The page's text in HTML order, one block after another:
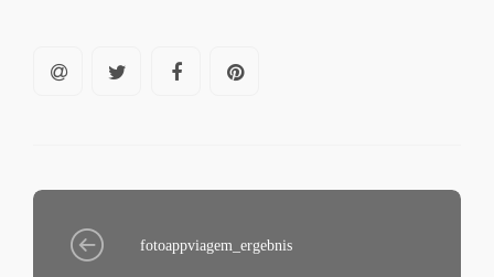
fotoappviagem_ergebnis